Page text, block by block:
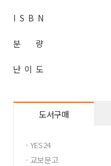
I S B N
분 량
난 이 도
도서구매
· YES24
· 교보문고